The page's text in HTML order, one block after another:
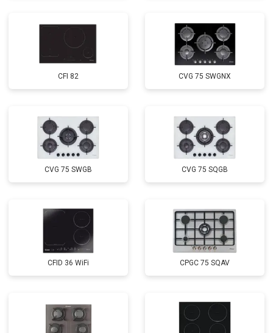
CFI 82 CVG 75 SWGNX
CVG 75 SWGB CVG 75 SQGB
CFID 36 WiFi CPGC 75 SQAV